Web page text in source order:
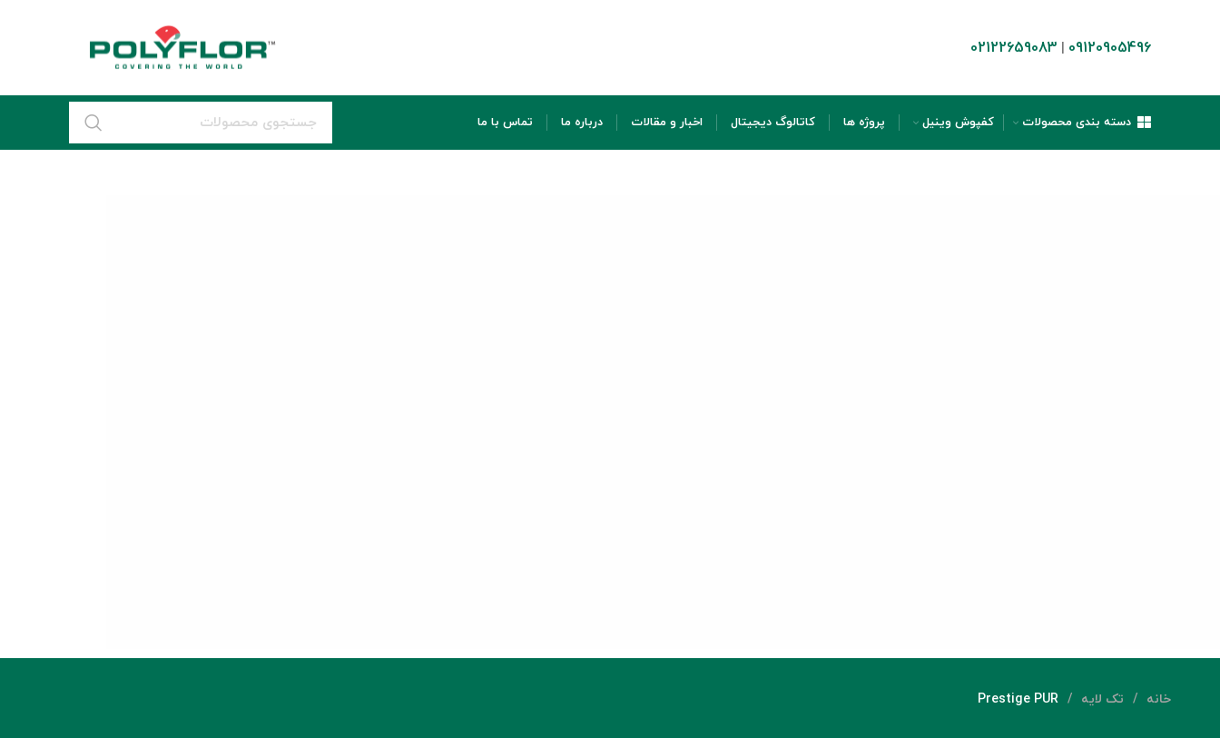
09120905496
02122659083
دسته بندی محصولات کفپوش وینیل پروژه ها کاتالوگ دیجیتال اخبار و مقالات درباره ما تماس با ما
خانه تک لایه Prestige PUR